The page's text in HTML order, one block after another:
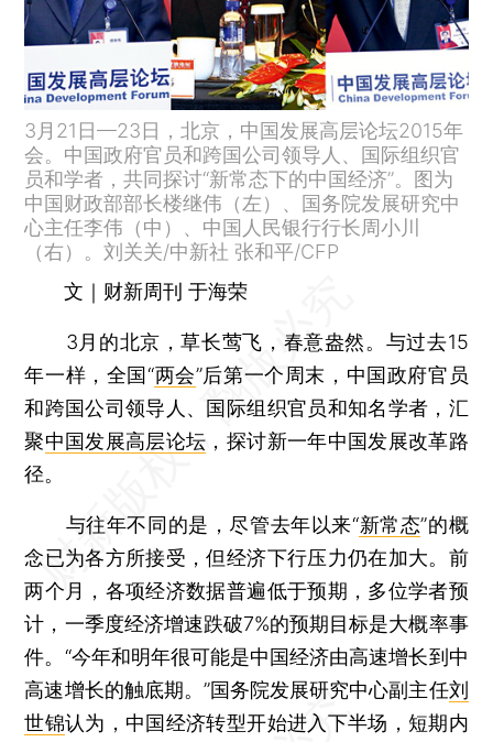
3月21日—23日，北京，中国发展高层论坛2015年
会。中国政府官员和跨国公司领导人、国际组织官
员和学者，共同探讨“新常态下的中国经济”。图为
中国财政部部长楼继伟（左）、国务院发展研究中
心主任李伟（中）、中国人民银行行长周小川
（右）。刘关关/中新社 张和平/CFP
文｜财新周刊 于海荣
3月的北京，草长莺飞，春意盎然。与过去15
年一样，全国“两会”后第一个周末，中国政府官员
和跨国公司领导人、国际组织官员和知名学者，汇
聚中国发展高层论坛 ，探讨新一年中国发展改革路
径。
与往年不同的是，尽管去年以来“新常态”的概
念已为各方所接受，但经济下行压力仍在加大。前
两个月，各项经济数据普遍低于预期，多位学者预
计，一季度经济增速跌破7%的预期目标是大概率事
件。“今年和明年很可能是中国经济由高速增长到中
高速增长的触底期。”国务院发展研究中心副主任刘
世锦认为，中国经济转型开始进入下半场，短期内